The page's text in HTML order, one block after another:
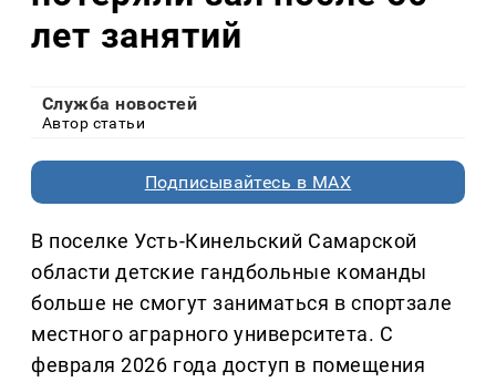
лет занятий
Служба новостей
Автор статьи
Подписывайтесь в MAX
В поселке Усть-Кинельский Самарской
области детские гандбольные команды
больше не смогут заниматься в спортзале
местного аграрного университета. С
февраля 2026 года доступ в помещения